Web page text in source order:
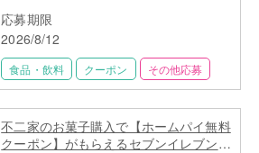
応募期限
2026/8/12
食品・飲料 クーポン その他応募
不二家のお菓子購入で【ホームパイ無料
クーポン】がもらえるセブンイレブン限